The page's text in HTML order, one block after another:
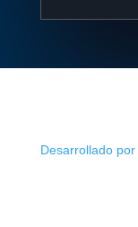
Desarrollado por